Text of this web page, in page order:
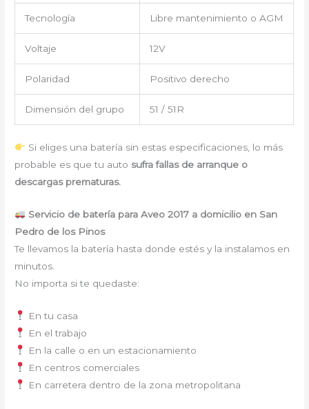
Tecnología Libre mantenimiento o AGM
Voltaje 12V
Polaridad Positivo derecho
Dimensión del grupo 51 / 51R
Si eliges una batería sin estas especificaciones, lo más
probable es que tu auto sufra fallas de arranque o
descargas prematuras.
Servicio de batería para Aveo 2017 a domicilio en San
Pedro de los Pinos
Te llevamos la batería hasta donde estés y la instalamos en
minutos.
No importa si te quedaste:
En tu casa
En el trabajo
En la calle o en un estacionamiento
En centros comerciales
En carretera dentro de la zona metropolitana